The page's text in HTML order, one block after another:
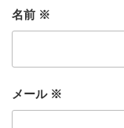
名前 ※
メール ※